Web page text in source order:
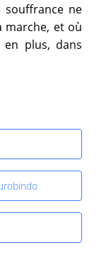
souffrance ne
marche, et où
plus, dans